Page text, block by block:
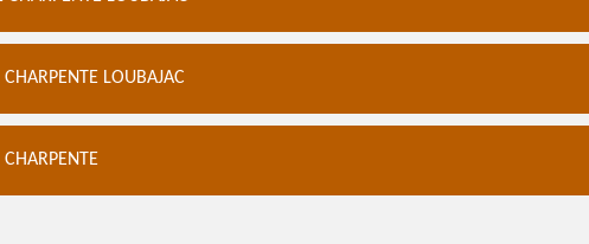
LOUBAJAC